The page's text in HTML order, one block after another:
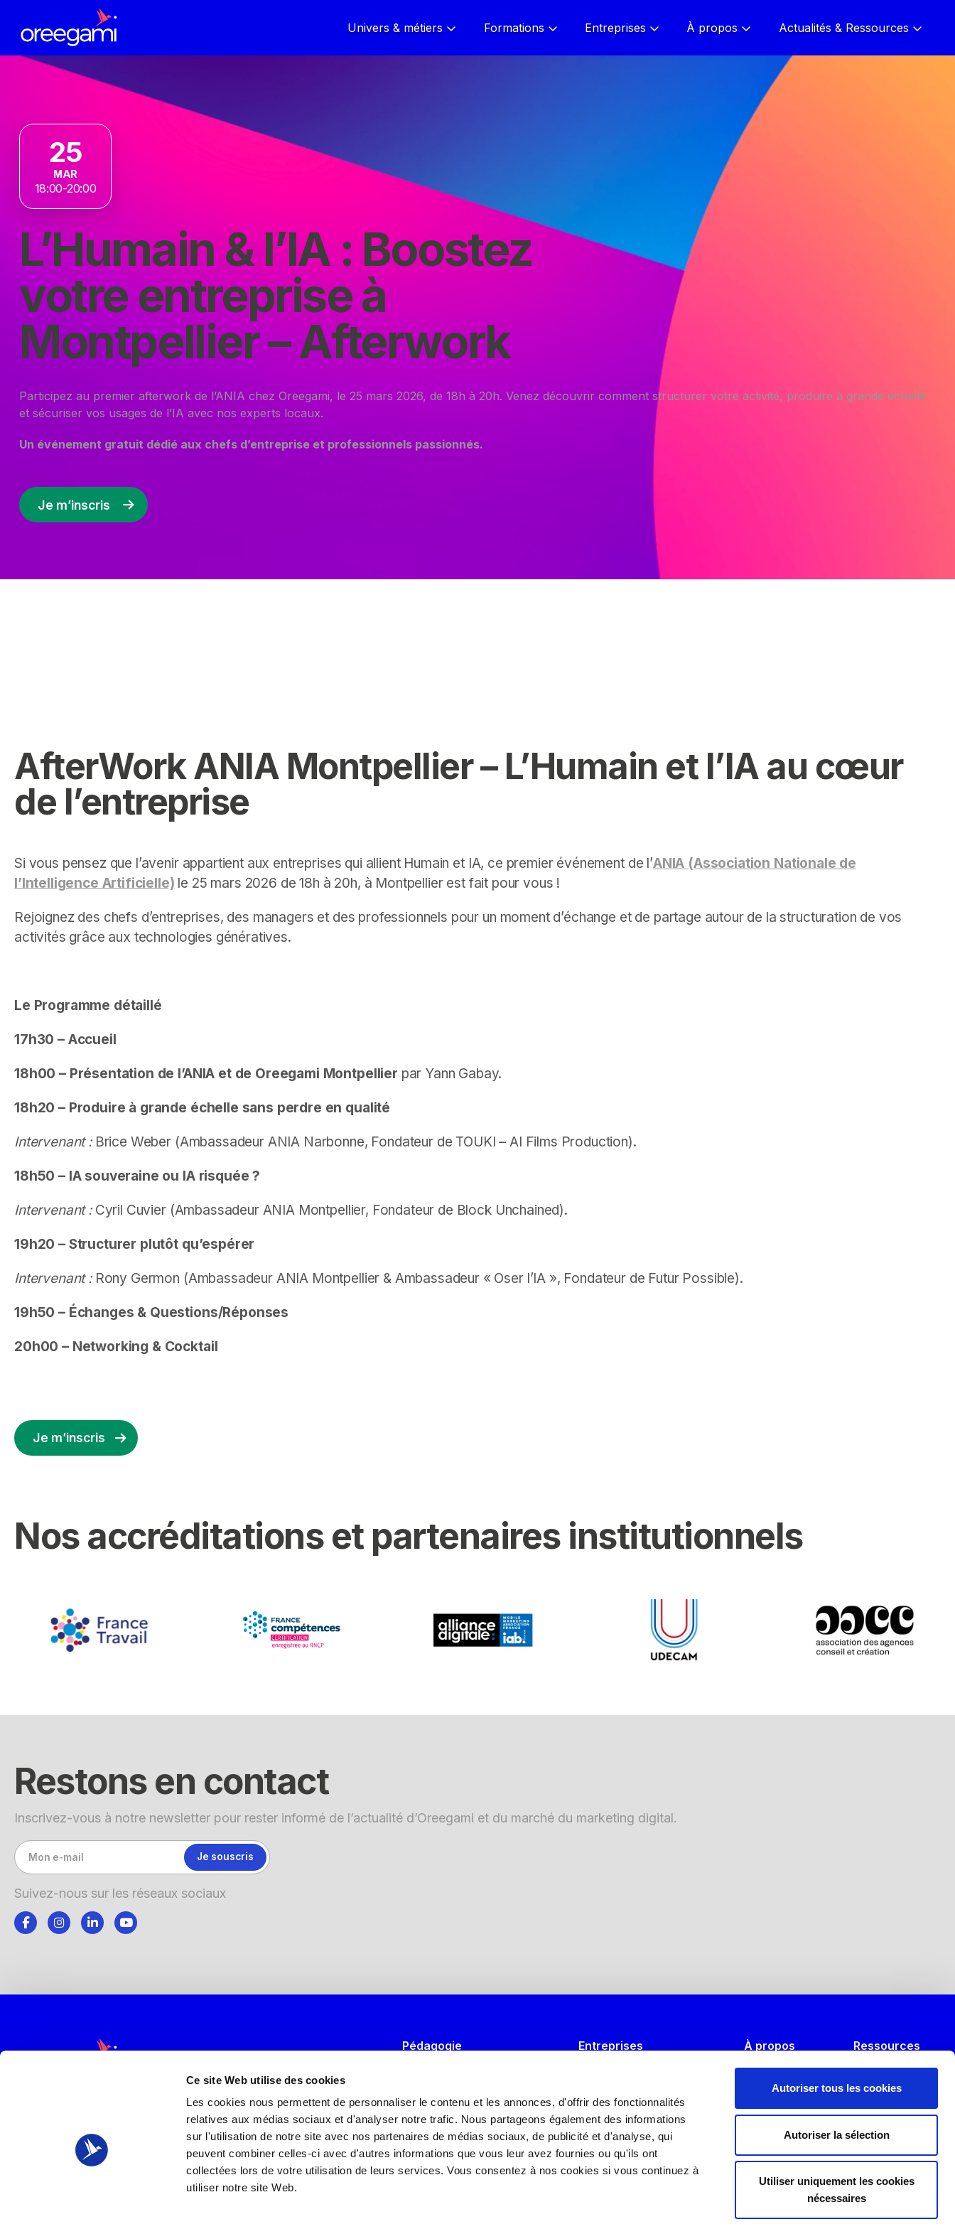
Ce site Web utilise des cookies
Les cookies nous permettent de personnaliser le contenu et les annonces, d'offrir des fonctionnalités
relatives aux médias sociaux et d'analyser notre trafic. Nous partageons également des informations
sur l'utilisation de notre site avec nos partenaires de médias sociaux, de publicité et d'analyse, qui
peuvent combiner celles-ci avec d'autres informations que vous leur avez fournies ou qu'ils ont
collectées lors de votre utilisation de leurs services. Vous consentez à nos cookies si vous continuez à
utiliser notre site Web.
Autoriser tous les cookies
Autoriser la sélection
Utiliser uniquement les cookies
nécessaires
Univers & métiers Formations Entreprises À propos Actualités & Ressources
25
MAR
18:00-20:00
L’Humain & l’IA : Boostez
votre entreprise à
Montpellier – Afterwork
Participez au premier afterwork de l’ANIA chez Oreegami, le 25 mars 2026, de 18h à 20h. Venez découvrir comment structurer votre activité, produire à grande échelle
et sécuriser vos usages de l’IA avec nos experts locaux.
Un événement gratuit dédié aux chefs d’entreprise et professionnels passionnés.
Je m’inscris
AfterWork ANIA Montpellier – L’Humain et l’IA au cœur
de l’entreprise
Si vous pensez que l’avenir appartient aux entreprises qui allient Humain et IA, ce premier événement de l’ANIA (Association Nationale de
l’Intelligence Artificielle) le 25 mars 2026 de 18h à 20h, à Montpellier est fait pour vous !
Rejoignez des chefs d’entreprises, des managers et des professionnels pour un moment d’échange et de partage autour de la structuration de vos
activités grâce aux technologies génératives.
Le Programme détaillé
17h30 – Accueil
18h00 – Présentation de l’ANIA et de Oreegami Montpellier par Yann Gabay.
18h20 – Produire à grande échelle sans perdre en qualité
Intervenant :Brice Weber (Ambassadeur ANIA Narbonne, Fondateur de TOUKI – AI Films Production).
18h50 – IA souveraine ou IA risquée ?
Intervenant :Cyril Cuvier (Ambassadeur ANIA Montpellier, Fondateur de Block Unchained).
19h20 – Structurer plutôt qu’espérer
Intervenant :Rony Germon (Ambassadeur ANIA Montpellier & Ambassadeur « Oser l’IA », Fondateur de Futur Possible).
19h50 – Échanges & Questions/Réponses
20h00 – Networking & Cocktail
Je m’inscris
Nos accréditations et partenaires institutionnels
Restons en contact
Inscrivez-vous à notre newsletter pour rester informé de l’actualité d’Oreegami et du marché du marketing digital.
Suivez-nous sur les réseaux sociaux
Pédagogie
Formations IA générative
Formations Marketing Digital
Entreprises
Recruter un alternant
Guide de l’alternance 2025
Intervenir
À propos
Nos partenaires
Ressources
Témoignages